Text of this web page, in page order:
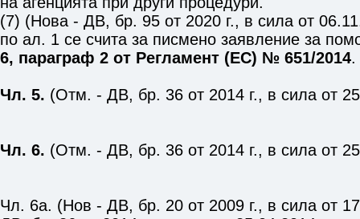
(7) (Нова - ДВ, бр. 95 от 2020 г., в сила от
по ал. 1 се счита за писмено заявление за
6, параграф 2 от Регламент (ЕС) № 651/2014.
Чл. 5. (Отм. - ДВ, бр. 36 от 2014 г., в сила от
Чл. 6. (Отм. - ДВ, бр. 36 от 2014 г., в сила от
Чл. 6а. (Нов - ДВ, бр. 20 от 2009 г., в сила от